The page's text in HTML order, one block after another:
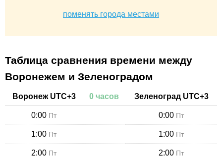
поменять города местами
Таблица сравнения времени между
Воронежем и Зеленоградом
Воронеж UTC+3 0 часов Зеленоград UTC+3
0:00 Пт 0:00 Пт
1:00 Пт 1:00 Пт
2:00 Пт 2:00 Пт